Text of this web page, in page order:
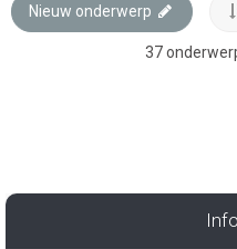
Nieuw onderwerp
37